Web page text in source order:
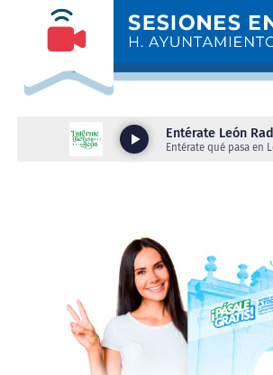
del Ejército, entre ellas armas
de chivo”, y 29 armas cortas.
También fueron asegurados 20
cartuchos útiles de distintos calibres.
hechos relacionados con la posesión de
Jalisco, Hidalgo y Ciudad de México. En
aseguraron 18 armas de alto poder,
más de 1 mil cartuchos de distintos
En total, de enero a julio, la SSPPC ha
armas de fuego, lo que se evitaron
lesiones y homicidios.